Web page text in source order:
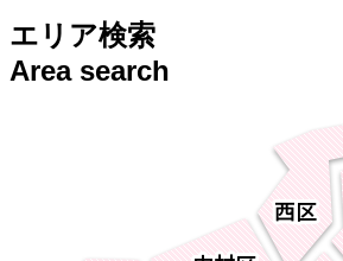
エリア検索
Area search